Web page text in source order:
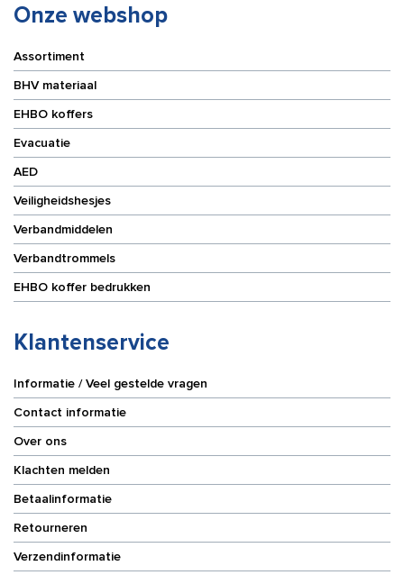
Onze webshop
Assortiment
BHV materiaal
EHBO koffers
Evacuatie
AED
Veiligheidshesjes
Verbandmiddelen
Verbandtrommels
EHBO koffer bedrukken
Klantenservice
Informatie / Veel gestelde vragen
Contact informatie
Over ons
Klachten melden
Betaalinformatie
Retourneren
Verzendinformatie